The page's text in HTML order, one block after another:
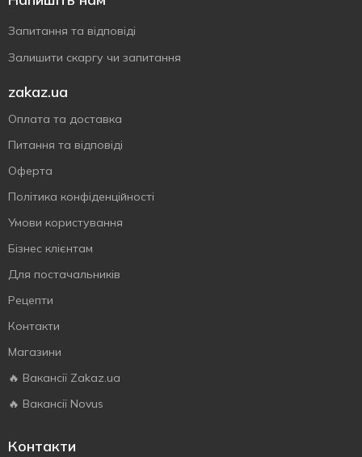
Запитання та відповіді
Залишити скаргу чи запитання
zakaz.ua
Оплата та доставка
Питання та відповіді
Оферта
Політика конфіденційності
Умови користування
Бізнес клієнтам
Для постачальників
Рецепти
Контакти
Магазини
🔥 Вакансії Zakaz.ua
🔥 Вакансії Novus
Контакти